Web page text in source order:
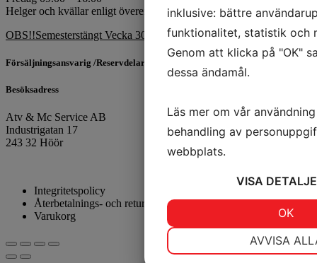
Helger och kvällar enligt överenskommelse.
OBS!!Semesterstängt Vecka 30 & 31
Försäljningsansvarig /Reservdelar
Besöksadress
Atv & Mc Service AB
Industrigatan 17
243 32 Höör
Integritetspolicy
Återbetalnings- och returpolicy
Varukorg
inklusive: bättre
funktionalitet, statistik och
Genom att klicka på "OK"
dessa ändamål.
Läs mer om vår
behandling av
webbplats.
VISA
AVVISA
OK